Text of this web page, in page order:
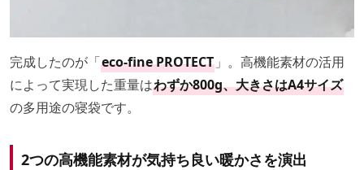
完成したのが「eco-fine PROTECT 」。高機能素材の活用
によって実現した重量はわずか800g、大きさはA4サイズ
の多用途の寝袋です。
2つの高機能素材が気持ち良い暖かさを演出